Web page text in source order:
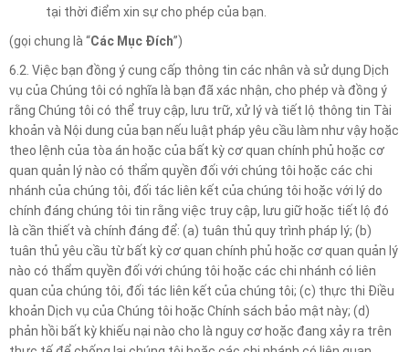
tại thời điểm xin sự cho phép của bạn.
(gọi chung là “Các Mục Đích”)
6.2. Việc bạn đồng ý cung cấp thông tin các nhân và sử dụng Dịch
vụ của Chúng tôi có nghĩa là bạn đã xác nhận, cho phép và đồng ý
rằng Chúng tôi có thể truy cập, lưu trữ, xử lý và tiết lộ thông tin Tài
khoản và Nội dung của bạn nếu luật pháp yêu cầu làm như vậy hoặc
theo lệnh của tòa án hoặc của bất kỳ cơ quan chính phủ hoặc cơ
quan quản lý nào có thẩm quyền đối với chúng tôi hoặc các chi
nhánh của chúng tôi, đối tác liên kết của chúng tôi hoặc với lý do
chính đáng chúng tôi tin rằng việc truy cập, lưu giữ hoặc tiết lộ đó
là cần thiết và chính đáng để: (a) tuân thủ quy trình pháp lý; (b)
tuân thủ yêu cầu từ bất kỳ cơ quan chính phủ hoặc cơ quan quản lý
nào có thẩm quyền đối với chúng tôi hoặc các chi nhánh có liên
quan của chúng tôi, đối tác liên kết của chúng tôi; (c) thực thi Điều
khoản Dịch vụ của Chúng tôi hoặc Chính sách bảo mật này; (d)
phản hồi bất kỳ khiếu nại nào cho là nguy cơ hoặc đang xảy ra trên